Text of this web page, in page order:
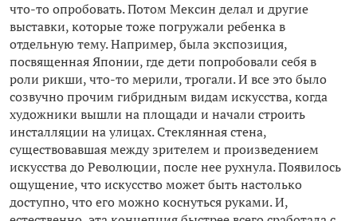
что-то опробовать. Потом Мексин делал и другие
выставки, которые тоже погружали ребенка в
отдельную тему. Например, была экспозиция,
посвященная Японии, где дети попробовали себя в
роли рикши, что-то мерили, трогали. И все это было
созвучно прочим гибридным видам искусства, когда
художники вышли на площади и начали строить
инсталляции на улицах. Стеклянная стена,
существовавшая между зрителем и произведением
искусства до Революции, после нее рухнула. Появилось
ощущение, что искусство может быть настолько
доступно, что его можно коснуться руками. И,